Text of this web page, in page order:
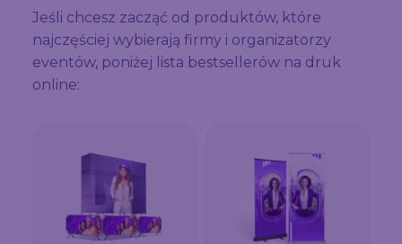
Jeśli chcesz zacząć od produktów, które
najczęściej wybierają firmy i organizatorzy
eventów, poniżej lista bestsellerów na druk
online: